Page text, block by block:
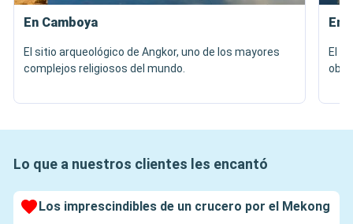
En Camboya
El sitio arqueológico de Angkor, uno de los mayores
complejos religiosos del mundo.
En
El
Lo que a nuestros clientes les encantó
Los imprescindibles de un crucero por el Mekong